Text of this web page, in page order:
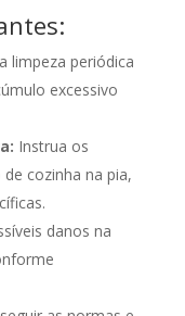
limpeza periódica
excessivo
Instrua os
cozinha na pia,
danos na